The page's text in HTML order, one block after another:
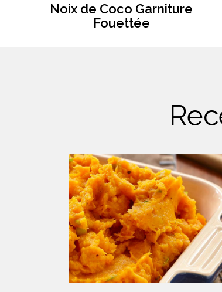
Noix de Coco Garniture
Fouettée